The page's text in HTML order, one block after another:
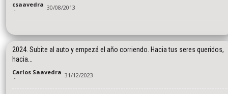
csaavedra
- 30/08/2013
2024. Subite al auto y empezá el año corriendo. Hacia tus seres queridos,
hacia...
Carlos Saavedra
- 31/12/2023